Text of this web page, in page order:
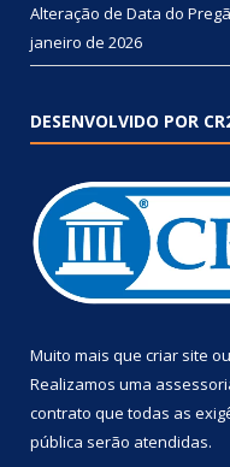
Alteração de Data do
janeiro de 2026
DESENVOLVIDO POR
Muito mais que criar site ou
Realizamos uma
contrato que todas as
pública serão atendidas.